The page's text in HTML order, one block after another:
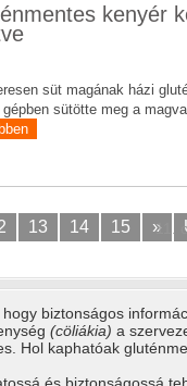
kenyér
süt magának házi
sütötte meg a
11.
13 14 15 »
biztonságos
(cöliákia) a
Hol kaphatóak